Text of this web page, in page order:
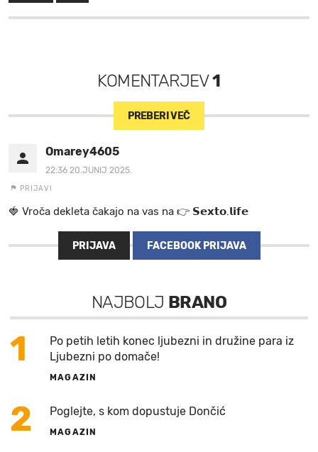
KOMENTARJEV1
PREBERI VEČ
Omarey4605
22:36 20.JUNIJ 2025.
PRIJAVI
🍓 V r o č a d e k l e t a ča k a jo na va s n a 👉 𝗦𝗲𝘅𝘁𝗼.𝗹𝗶𝗳𝗲
PRIJAVA FACEBOOK PRIJAVA
NAJBOLJ BRANO
1
Po petih letih konec ljubezni in družine para iz
Ljubezni po domače!
MAGAZIN
2 Poglejte, s kom dopustuje Dončić
MAGAZIN